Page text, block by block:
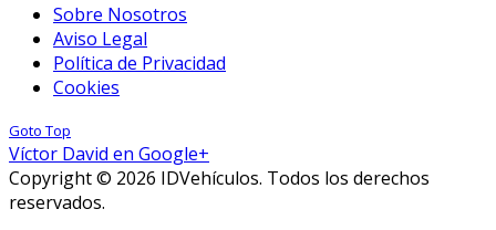
Sobre Nosotros
Aviso Legal
Política de Privacidad
Cookies
Goto Top
Víctor David en Google+
Copyright © 2026 IDVehículos. Todos los derechos
reservados.